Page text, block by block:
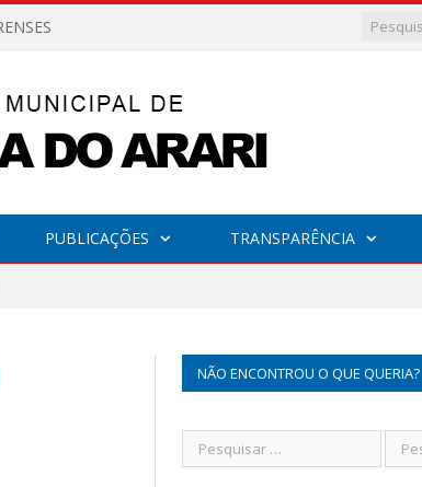
PUBLICAÇÕES TRANSPARÊNCIA
NÃO ENCONTROU O QUE QUERIA?